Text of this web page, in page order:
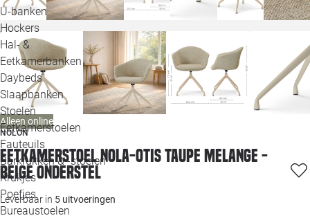
U-banken
Hockers
Hal- &
Eetkamerbanken
Daybeds
Slaapbanken
Stoelen
Eetkamerstoelen
Fauteuils
Barkrukken & -stoelen
Krukjes
Poefjes
Bureaustoelen
Alleen online
NOLON
Eetkamerstoel Nola-Otis taupe melange -
beige onderstel
Leverbaar in 5 uitvoeringen